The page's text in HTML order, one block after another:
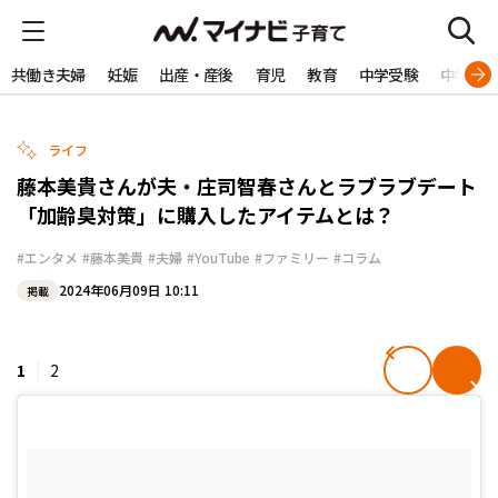
共働き夫婦 妊娠 出産・産後 育児 教育 中学受験 中学生
ライフ
藤本美貴さんが夫・庄司智春さんとラブラブデート
「加齢臭対策」に購入したアイテムとは？
#エンタメ #藤本美貴 #夫婦 #YouTube #ファミリー #コラム
掲載 2024年06月09日 10:11
1 2